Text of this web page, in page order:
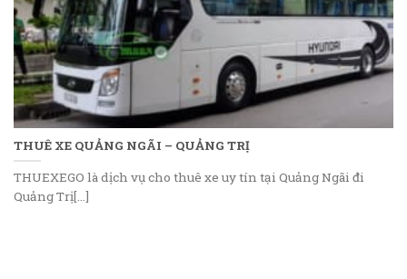
THUÊ XE QUẢNG NGÃI – QUẢNG TRỊ
THUEXEGO là dịch vụ cho thuê xe uy tín tại Quảng Ngãi đi
Quảng Trị[...]